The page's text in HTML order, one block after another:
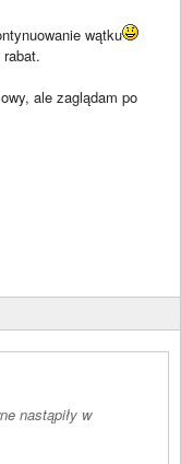
wątku
ale zaglądam po